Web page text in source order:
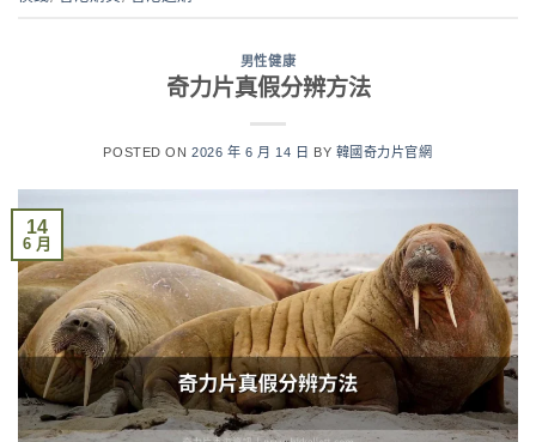
男性健康
奇力片真假分辨方法
POSTED ON2026 年 6 月 14 日 BY 韓國奇力片官網
14
6 月